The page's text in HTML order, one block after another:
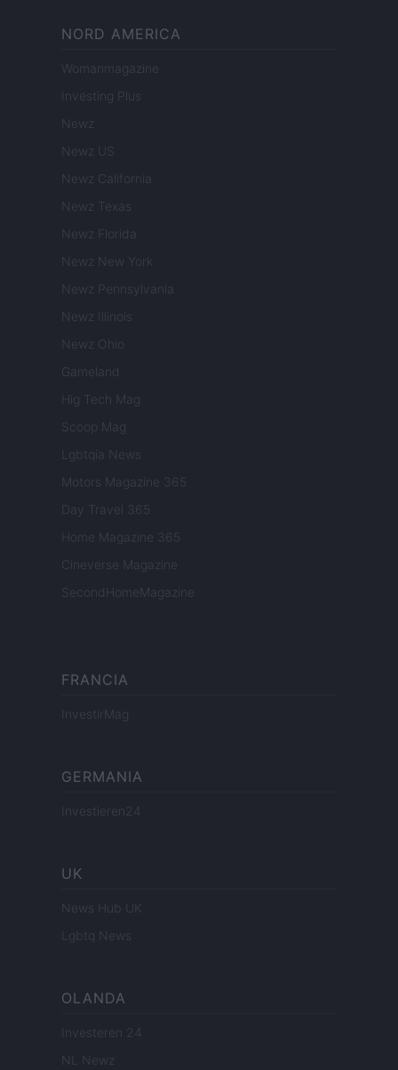
NORD AMERICA
Womanmagazine
Investing Plus
Newz
Newz US
Newz California
Newz Texas
Newz Florida
Newz New York
Newz Pennsylvania
Newz Illinois
Newz Ohio
Gameland
Hig Tech Mag
Scoop Mag
Lgbtqia News
Motors Magazine 365
Day Travel 365
Home Magazine 365
Cineverse Magazine
SecondHomeMagazine
FRANCIA
InvestirMag
GERMANIA
Investieren24
UK
News Hub UK
Lgbtq News
OLANDA
Investeren 24
NL Newz